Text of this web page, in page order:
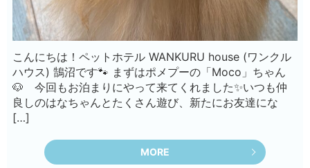
こんにちは！ペットホテル WANKURU house (ワンクル
ハウス) 鵠沼です🐾 まずはポメプーの「Moco」ちゃん
🐶 今回もお泊まりにやって来てくれました✨いつも仲
良しのはなちゃんとたくさん遊び、新たにお友達にな
[…]
MORE